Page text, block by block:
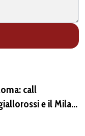
call
e il Milan.
di Leao e